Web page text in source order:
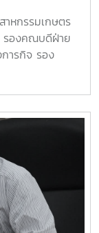
กรรมสู่การ
Brew ได้รับ
ร่วมกิจกรรม
ณ ศูนย์การค้า
ละนานาชาติต่อ
ะศักยภาพของ
งนวัตกรรมและ
นCr:อุทยาน
Agro Food
าหกรรมเกษตร
รองคณบดีฝ่าย
ารกิจ รอง
และเทคโนโลยี
อาหารเข้าร่วม
บริหารจัดการ
13 พฤษภาคม
"ผู้ช่วย
วกรรมศาสตร์
มครั้งนี้ช่วยส่ง
วางระบบและ